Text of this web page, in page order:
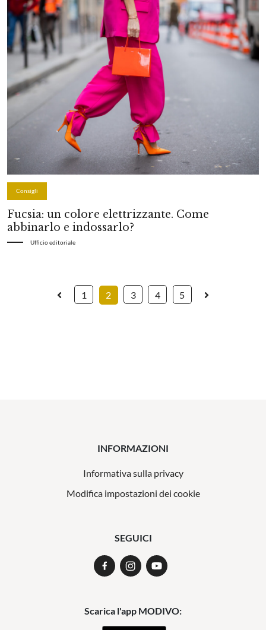
Consigli
Fucsia: un colore elettrizzante. Come
abbinarlo e indossarlo?
Ufficio editoriale
1 2 3 4 5
INFORMAZIONI
Informativa sulla privacy
Modifica impostazioni dei cookie
SEGUICI
Scarica l'app MODIVO: